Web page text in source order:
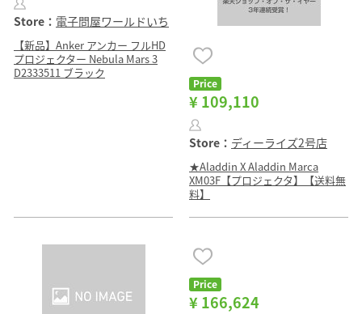
Store： 電子問屋ワールドいち
【新品】Anker アンカー フルHD
プロジェクター Nebula Mars 3
D2333511 ブラック
Price
¥ 109,110
Store： ディーライズ2号店
★Aladdin X Aladdin Marca
XM03F【プロジェクタ】【送料無
料】
Price
¥ 166,624